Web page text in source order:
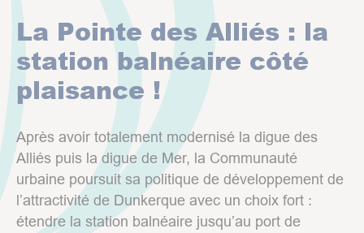
La Pointe des Alliés : la
station balnéaire côté
plaisance !
Après avoir totalement modernisé la digue des
Alliés puis la digue de Mer, la Communauté
urbaine poursuit sa politique de développement de
l’attractivité de Dunkerque avec un choix fort :
étendre la station balnéaire jusqu’au port de